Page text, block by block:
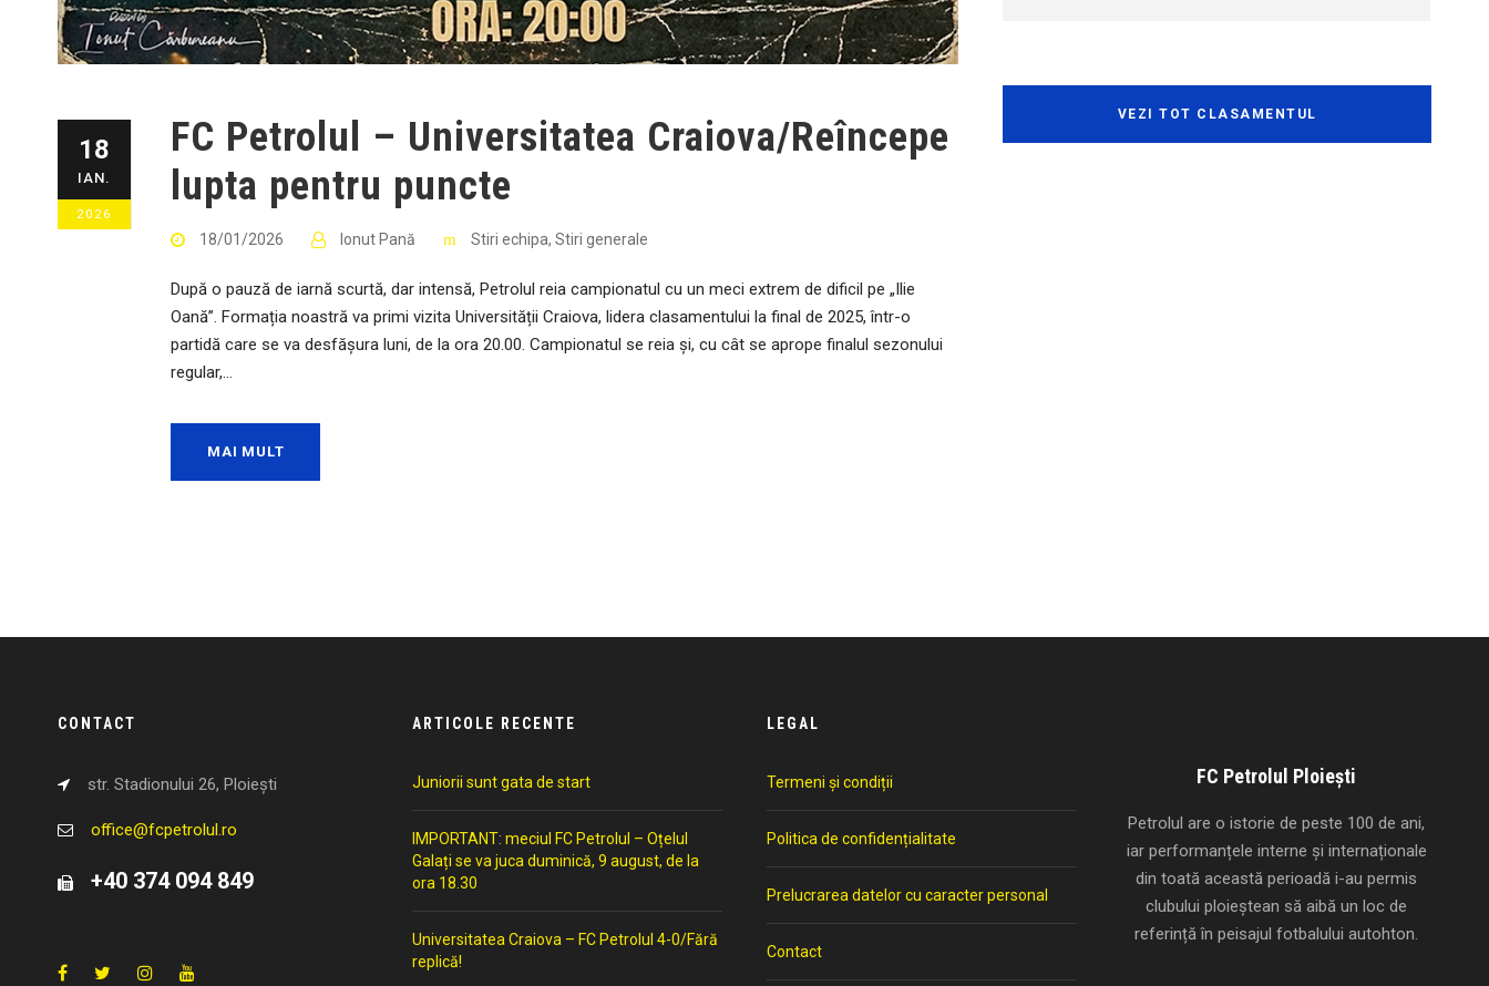
18
IAN.
2026
FC Petrolul – Universitatea Craiova/Reîncepe
lupta pentru puncte
18/01/2026 Ionut Pană Stiri echipa, Stiri generale
După o pauză de iarnă scurtă, dar intensă, Petrolul reia campionatul cu un meci extrem de dificil pe „Ilie
Oană”. Formația noastră va primi vizita Universității Craiova, lidera clasamentului la final de 2025, într-o
partidă care se va desfășura luni, de la ora 20.00. Campionatul se reia și, cu cât se aprope finalul sezonului
regular,...
MAI MULT
VEZI TOT CLASAMENTUL
CONTACT
str. Stadionului 26, Ploiești
office@fcpetrolul.ro
+40 374 094 849
ARTICOLE RECENTE
Juniorii sunt gata de start
IMPORTANT: meciul FC Petrolul – Oțelul
Galați se va juca duminică, 9 august, de la
ora 18.30
Universitatea Craiova – FC Petrolul 4-0/Fără
replică!
LEGAL
Termeni și condiții
Politica de confidențialitate
Prelucrarea datelor cu caracter personal
Contact
FC Petrolul Ploiești
Petrolul are o istorie de peste 100 de ani,
iar performanțele interne și internaționale
din toată această perioadă i-au permis
clubului ploieștean să aibă un loc de
referință în peisajul fotbalului autohton.